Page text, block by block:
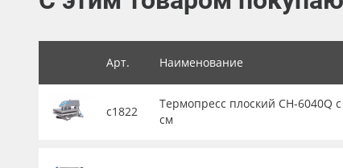
Арт. Наименование
с1822
Термопресс плоский CH-
см